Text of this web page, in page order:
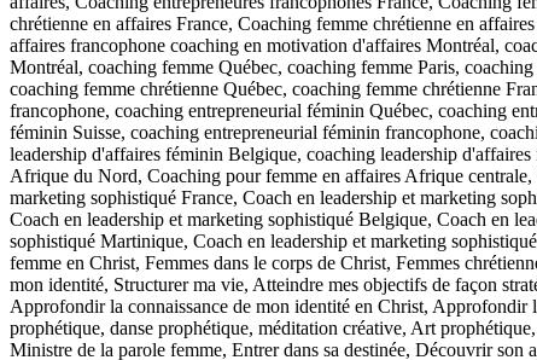
chrétienne en affaires France, Coaching femme chrétienne en
affaires francophone coaching en motivation d'affaires Montréal,
Montréal, coaching femme Québec, coaching femme Paris,
coaching femme chrétienne Québec, coaching femme chrétienne
francophone, coaching entrepreneurial féminin Québec, coaching
féminin Suisse, coaching entrepreneurial féminin francophone,
leadership d'affaires féminin Belgique, coaching leadership
Afrique du Nord, Coaching pour femme en affaires Afrique
marketing sophistiqué France, Coach en leadership et marketing
Coach en leadership et marketing sophistiqué Belgique, Coach en
sophistiqué Martinique, Coach en leadership et marketing
femme en Christ, Femmes dans le corps de Christ, Femmes
mon identité, Structurer ma vie, Atteindre mes objectifs de façon
Approfondir la connaissance de mon identité en Christ,
prophétique, danse prophétique, méditation créative, Art
Ministre de la parole femme, Entrer dans sa destinée, Découvrir